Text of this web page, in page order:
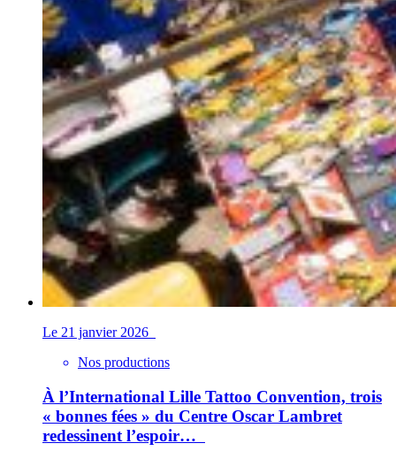
Le 21 janvier 2026
Nos productions
À l’International Lille Tattoo Convention, trois
« bonnes fées » du Centre Oscar Lambret
redessinent l’espoir…